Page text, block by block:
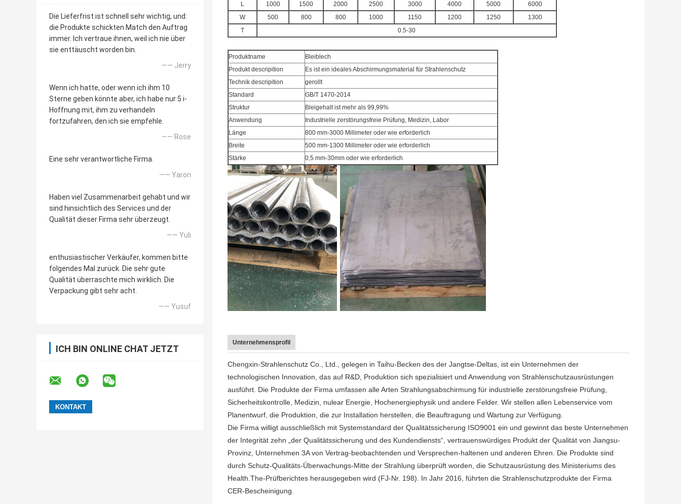
Die Lieferfrist ist schnell sehr wichtig, und:
die Produkte schickten Match den Auftrag
immer. Ich vertraue ihnen, weil ich nie über
sie enttäuscht worden bin.
—— Jerry
Wenn ich hatte, oder wenn ich ihm 10
Sterne geben könnte aber, ich habe nur 5 i-
Hoffnung mit, ihm zu verhandeln
fortzufahren, den ich sie empfehle.
—— Rose
Eine sehr verantwortliche Firma.
—— Yaron
Haben viel Zusammenarbeit gehabt und wir
sind hinsichtlich des Services und der
Qualität dieser Firma sehr überzeugt.
—— Yuli
enthusiastischer Verkäufer, kommen bitte
folgendes Mal zurück. Die sehr gute
Qualität überraschte mich wirklich. Die
Verpackung gibt sehr acht.
—— Yusuf
ICH BIN ONLINE CHAT JETZT
L
1000 1500 2000 2500 3000 4000 5000
6000
W
500 800 800 1000 1150 1200 1250
1300
T
0.5-30
Produktname
Bleiblech
Produkt descripition
Es ist ein ideales Abschirmungsmaterial für Strahlenschutz
Technik descripition
gerollt
Standard
GB/T 1470-2014
Struktur
Bleigehalt ist mehr als 99,99%
Anwendung
Industrielle zerstörungsfreie Prüfung, Medizin, Labor
Länge
800 mm-3000 Millimeter oder wie erforderlich
Breite
500 mm-1300 Millimeter oder wie erforderlich
Stärke
0,5 mm-30mm oder wie erforderlich
Unternehmensprofil
Chengxin-Strahlenschutz Co., Ltd., gelegen in Taihu-Becken des der Jangtse-Deltas, ist ein Unternehmen der
technologischen Innovation, das auf R&D, Produktion sich spezialisiert und Anwendung von Strahlenschutzausrüstungen
ausführt. Die Produkte der Firma umfassen alle Arten Strahlungsabschirmung für industrielle zerstörungsfreie Prüfung,
Sicherheitskontrolle, Medizin, nulear Energie, Hochenergiephysik und andere Felder. Wir stellen allen Lebenservice vom
Planentwurf, die Produktion, die zur Installation herstellen, die Beauftragung und Wartung zur Verfügung.
Die Firma willigt ausschließlich mit Systemstandard der Qualitätssicherung ISO9001 ein und gewinnt das beste Unternehmen
der Integrität zehn „der Qualitätssicherung und des Kundendiensts“, vertrauenswürdiges Produkt der Qualität von Jiangsu-
Provinz, Unternehmen 3A von Vertrag-beobachtenden und Versprechen-haltenen und anderen Ehren. Die Produkte sind
durch Schutz-Qualitäts-Überwachungs-Mitte der Strahlung überprüft worden, die Schutzausrüstung des Ministeriums des
Health.The-Prüfberichtes herausgegeben wird (FJ-Nr. 198). In Jahr 2016, führten die Strahlenschutzprodukte der Firma
CER-Bescheinigung.